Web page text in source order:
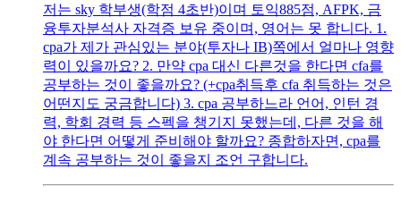
저는 sky 학부생(학점 4초반)이며 토익885점, AFPK, 금
융투자분석사 자격증 보유 중이며, 영어는 못 합니다. 1.
cpa가 제가 관심있는 분야(투자나 IB)쪽에서 얼마나 영향
력이 있을까요? 2. 만약 cpa 대신 다른것을 한다면 cfa를
공부하는 것이 좋을까요? (+cpa취득후 cfa 취득하는 것은
어떤지도 궁금합니다) 3. cpa 공부하느라 언어, 인턴 경
력, 학회 경력 등 스펙을 챙기지 못했는데, 다른 것을 해
야 한다면 어떻게 준비해야 할까요? 종합하자면, cpa를
계속 공부하는 것이 좋을지 조언 구합니다.